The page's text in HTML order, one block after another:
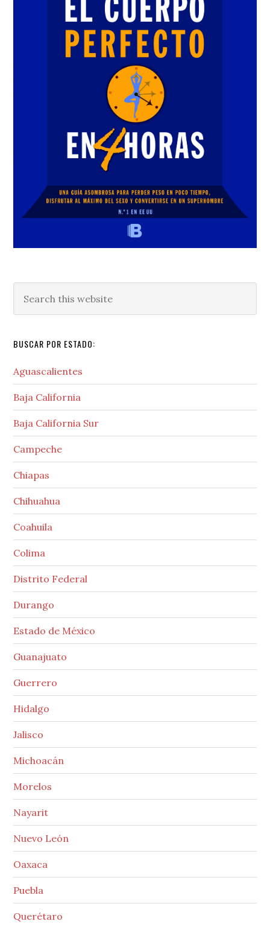
this
BUSCAR POR ESTADO:
Aguascalientes
Baja California
Baja California Sur
Campeche
Chiapas
Chihuahua
Coahuila
Colima
Distrito Federal
Durango
Estado de México
Guanajuato
Guerrero
Hidalgo
Jalisco
Michoacán
Morelos
Nayarit
Nuevo León
Oaxaca
Puebla
Querétaro